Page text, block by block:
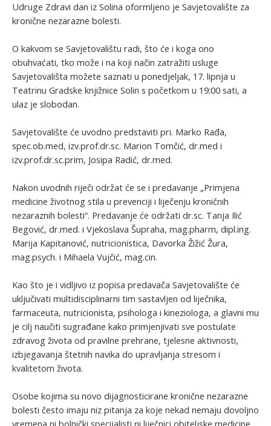
Udruge Zdravi dan iz Solina oformljeno je Savjetovalište za
kronične nezarazne bolesti.
O kakvom se Savjetovalištu radi, što će i koga ono
obuhvaćati, tko može i na koji način zatražiti usluge
Savjetovališta možete saznati u ponedjeljak, 17. lipnja u
Teatrinu Gradske knjižnice Solin s početkom u 19:00 sati, a
ulaz je slobodan.
Savjetovalište će uvodno predstaviti pri. Marko Rađa,
spec.ob.med, izv.prof.dr.sc. Marion Tomčić, dr.med i
izv.prof.dr.sc.prim, Josipa Radić, dr.med.
Nakon uvodnih riječi održat će se i predavanje „Primjena
medicine životnog stila u prevenciji i liječenju kroničnih
nezaraznih bolesti“. Predavanje će održati dr.sc. Tanja Ilić
Begović, dr.med. i Vjekoslava Šupraha, mag.pharm, dipl.ing.
Marija Kapitanović, nutricionistica, Davorka Žižić Žura,
mag.psych. i Mihaela Vujčić, mag.cin.
Kao što je i vidljivo iz popisa predavača Savjetovalište će
uključivati multidisciplinarni tim sastavljen od liječnika,
farmaceuta, nutricionista, psihologa i kineziologa, a glavni mu
je cilj naučiti sugrađane kako primjenjivati sve postulate
zdravog života od pravilne prehrane, tjelesne aktivnosti,
izbjegavanja štetnih navika do upravljanja stresom i
kvalitetom života.
Osobe kojima su novo dijagnosticirane kronične nezarazne
bolesti često imaju niz pitanja za koje nekad nemaju dovoljno